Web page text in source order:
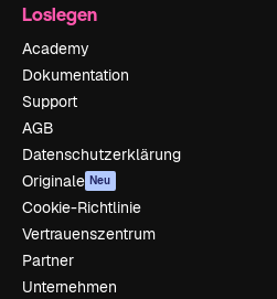
Loslegen
Academy
Dokumentation
Support
AGB
Datenschutzerklärung
Originale Neu
Cookie-Richtlinie
Vertrauenszentrum
Partner
Unternehmen